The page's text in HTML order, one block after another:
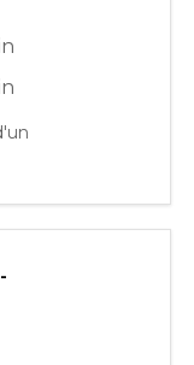
en
nos
ayant
ou